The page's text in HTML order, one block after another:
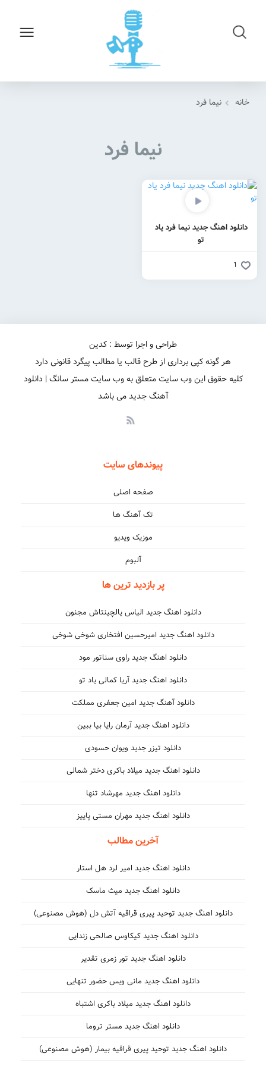
خانه نیما فرد
نیما فرد
دانلود اهنگ جدید نیما فرد یاد
تو
1
طراحی و اجرا توسط : کدین
هر گونه کپی برداری از طرح قالب یا مطالب پیگرد قانونی دارد
کلیه حقوق این وب سایت متعلق به وب سایت مستر سانگ | دانلود
آهنگ جدید می باشد
پیوندهای سایت
صفحه اصلی
تک آهنگ ها
موزیک ویدیو
آلبوم
پر بازدید ترین ها
دانلود اهنگ جدید الیاس یالچینتاش مجنون
دانلود اهنگ جدید امیرحسین افتخاری شوخی شوخی
دانلود اهنگ جدید راوی سناتور مود
دانلود اهنگ جدید آریا کمالی یاد تو
دانلود آهنگ جدید امین جعفری مملکت
دانلود اهنگ جدید آرمان رایا بیا ببین
دانلود تیزر جدید ویوان حسودی
دانلود اهنگ جدید میلاد باکری دختر شمالی
دانلود اهنگ جدید مهرشاد تنها
دانلود اهنگ جدید مهران مستی پاییز
آخرین مطالب
دانلود اهنگ جدید امیر لرد هل استار
دانلود اهنگ جدید میث ماسک
دانلود اهنگ جدید توحید پیری قراقیه آتش دل (هوش مصنوعی)
دانلود اهنگ جدید کیکاوس صالحی زندایی
دانلود اهنگ جدید تور زمری تقدیر
دانلود اهنگ جدید مانی ویس حضور تنهایی
دانلود اهنگ جدید میلاد باکری اشتباه
دانلود اهنگ جدید مستر تروما
دانلود اهنگ جدید توحید پیری قراقیه بیمار (هوش مصنوعی)